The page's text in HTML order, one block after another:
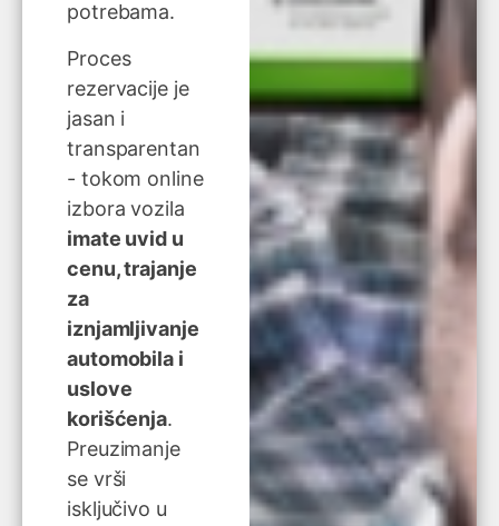
potrebama.
Proces
rezervacije je
jasan i
transparentan
- tokom online
izbora vozila
imate uvid u
cenu, trajanje
za
iznjamljivanje
automobila i
uslove
korišćenja.
Preuzimanje
se vrši
isključivo u